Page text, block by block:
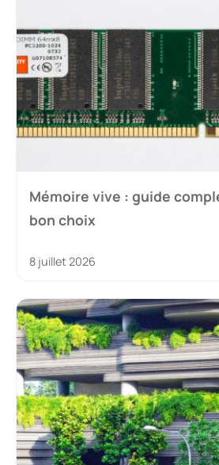
Mémoire vive : guide
bon choix
8 juillet 2026